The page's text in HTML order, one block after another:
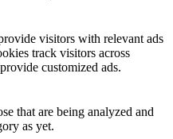
visitors with relevant ads
track visitors across
customized ads.
that are being analyzed and
as yet.